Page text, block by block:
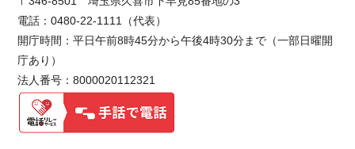
電話：0480-22-1111（代表）
開庁時間：平日午前8時45分から午後4時30分まで（一部日曜開
庁あり）
法人番号：8000020112321